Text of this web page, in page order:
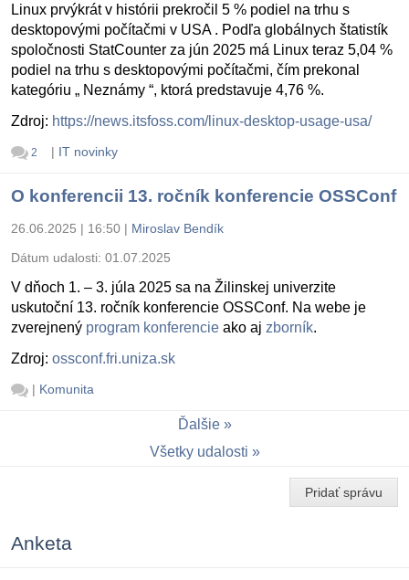
Linux prvýkrát v histórii prekročil 5 % podiel na trhu s
desktopovými počítačmi v USA . Podľa globálnych štatistík
spoločnosti StatCounter za jún 2025 má Linux teraz 5,04 %
podiel na trhu s desktopovými počítačmi, čím prekonal
kategóriu „ Neznámy “, ktorá predstavuje 4,76 %.
Zdroj: https://news.itsfoss.com/linux-desktop-usage-usa/
2 | IT novinky
O konferencii 13. ročník konferencie OSSConf
26.06.2025 | 16:50 | Miroslav Bendík
Dátum udalosti: 01.07.2025
V dňoch 1. – 3. júla 2025 sa na Žilinskej univerzite
uskutoční 13. ročník konferencie OSSConf. Na webe je
zverejnený program konferencie ako aj zborník.
Zdroj: ossconf.fri.uniza.sk
| Komunita
Ďalšie
Všetky udalosti
Pridať správu
Anketa